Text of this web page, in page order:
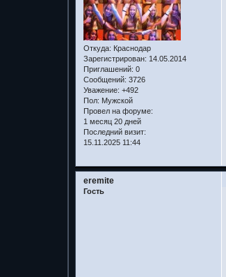
Откуда: Краснодар
Зарегистрирован: 14.05.2014
Приглашений: 0
Сообщений: 3726
Уважение: +492
Пол: Мужской
Провел на форуме:
1 месяц 20 дней
Последний визит:
15.11.2025 11:44
eremite
Гость